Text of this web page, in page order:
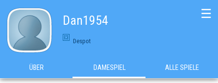
Dan1954
Despot
☰
ÜBER DAMESPIEL ALLE SPIELE